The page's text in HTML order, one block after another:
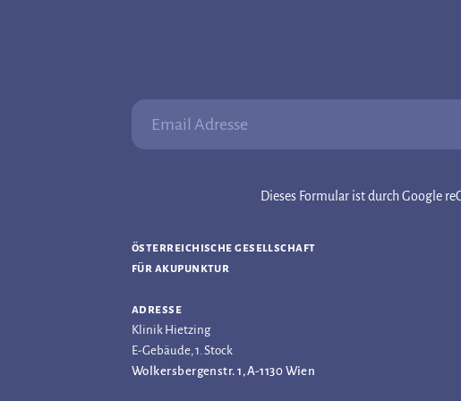
Email Adresse:
Dieses Formular ist durch Google
österreichische gesellschaft
für akupunktur
adresse
Klinik Hietzing
E-Gebäude, 1. Stock
Wolkersbergenstr. 1, A-1130 Wien